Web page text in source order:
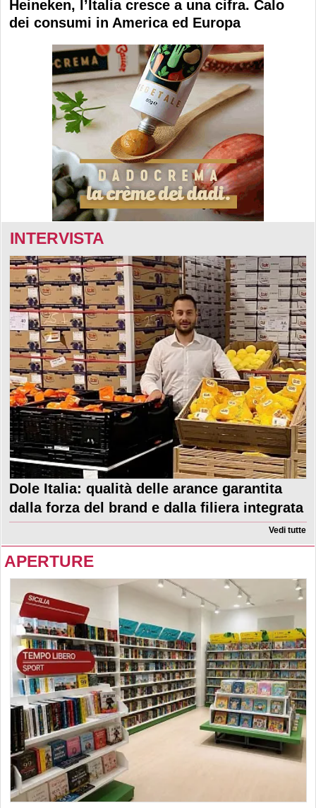
Heineken, l’Italia cresce a una cifra. Calo
dei consumi in America ed Europa
INTERVISTA
Dole Italia: qualità delle arance garantita
dalla forza del brand e dalla filiera integrata
Vedi tutte
APERTURE